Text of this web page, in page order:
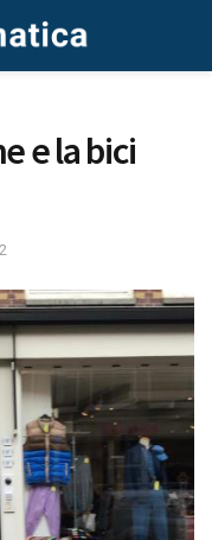
e la bici